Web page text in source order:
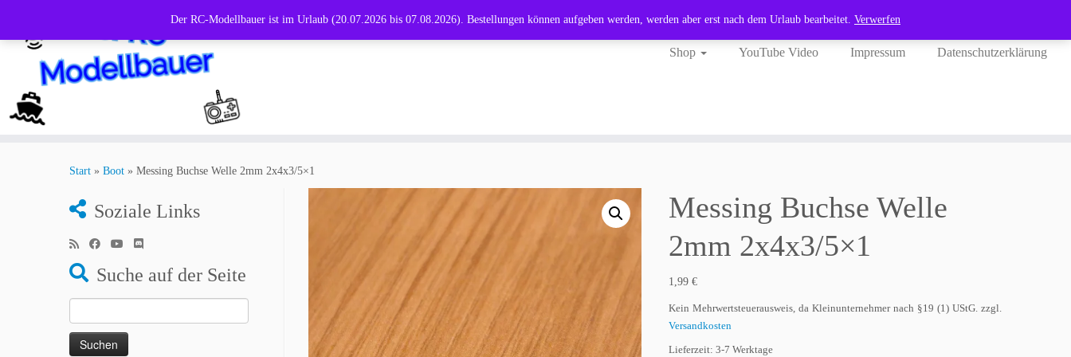
Der RC-Modellbauer ist im Urlaub (20.07.2026 bis 07.08.2026). Bestellungen können aufgeben werden, werden aber erst nach dem Urlaub bearbeitet. Verwerfen
Shop YouTube Video Impressum Datenschutzerklärung
Start » Boot » Messing Buchse Welle 2mm 2x4x3/5×1
Soziale Links
Suche auf der Seite
nach:
Messing Buchse Welle
2mm 2x4x3/5×1
1,99€
Kein Mehrwertsteuerausweis, da Kleinunternehmer nach §19 (1) UStG. zzgl.
Versandkosten
Lieferzeit:3-7 Werktage